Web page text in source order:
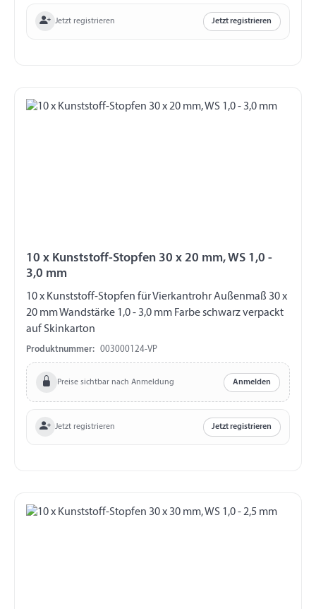
Jetzt registrieren Jetzt registrieren
10 x Kunststoff-Stopfen 30 x 20 mm, WS 1,0 -
3,0 mm
10 x Kunststoff-Stopfen für Vierkantrohr Außenmaß 30 x
20 mm Wandstärke 1,0 - 3,0 mm Farbe schwarz verpackt
auf Skinkarton
Produktnummer: 003000124-VP
Preise sichtbar nach Anmeldung Anmelden
Jetzt registrieren Jetzt registrieren